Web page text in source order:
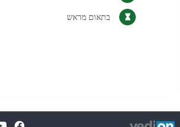
בתאום מראש
(נפתח